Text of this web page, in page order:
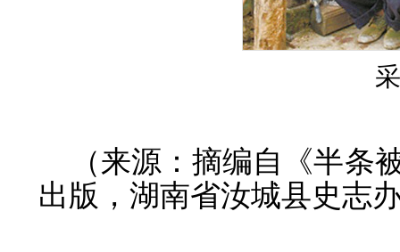
（来源：摘编自《半条
出版，湖南省汝城县史志